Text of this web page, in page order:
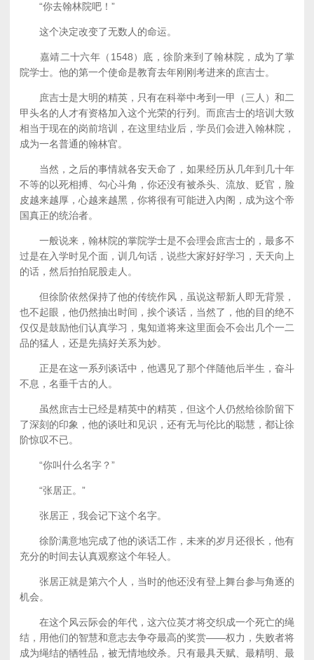
“你去翰林院吧！”
这个决定改变了无数人的命运。
嘉靖二十六年（1548）底，徐阶来到了翰林院，成为了掌
院学士。他的第一个使命是教育去年刚刚考进来的庶吉士。
庶吉士是大明的精英，只有在科举中考到一甲（三人）和二
甲头名的人才有资格加入这个光荣的行列。而庶吉士的培训大致
相当于现在的岗前培训，在这里结业后，学员们会进入翰林院，
成为一名普通的翰林官。
当然，之后的事情就各安天命了，如果经历从几年到几十年
不等的以死相搏、勾心斗角，你还没有被杀头、流放、贬官，脸
皮越来越厚，心越来越黑，你将很有可能进入内阁，成为这个帝
国真正的统治者。
一般说来，翰林院的掌院学士是不会理会庶吉士的，最多不
过是在入学时见个面，训几句话，说些大家好好学习，天天向上
的话，然后拍拍屁股走人。
但徐阶依然保持了他的传统作风，虽说这帮新人即无背景，
也不起眼，他仍然抽出时间，挨个谈话，当然了，他的目的绝不
仅仅是鼓励他们认真学习，鬼知道将来这里面会不会出几个一二
品的猛人，还是先搞好关系为妙。
正是在这一系列谈话中，他遇见了那个伴随他后半生，奋斗
不息，名垂千古的人。
虽然庶吉士已经是精英中的精英，但这个人仍然给徐阶留下
了深刻的印象，他的谈吐和见识，还有无与伦比的聪慧，都让徐
阶惊叹不已。
“你叫什么名字？”
“张居正。”
张居正，我会记下这个名字。
徐阶满意地完成了他的谈话工作，未来的岁月还很长，他有
充分的时间去认真观察这个年轻人。
张居正就是第六个人，当时的他还没有登上舞台参与角逐的
机会。
在这个风云际会的年代，这六位英才将交织成一个死亡的绳
结，用他们的智慧和意志去争夺最高的奖赏——权力，失败者将
成为绳结的牺牲品，被无情地绞杀。只有最具天赋、最精明、最